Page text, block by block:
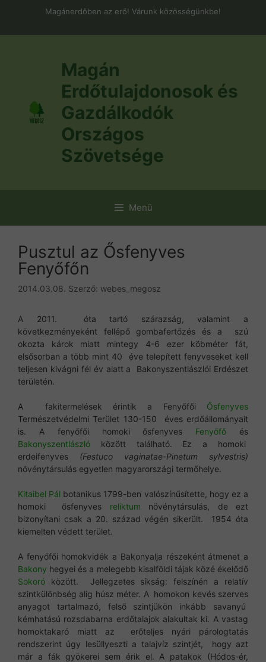
Magánerdőben az erő! Várunk közösségünkbe!
Magán
Erdőtulajdonosok és
Gazdálkodók
Országos
Szövetsége
Menü
Pusztul az Ősfenyves
Fenyőfőn
2014.03.08. Szerző: webes_megosz
A 2011. óta tartó szárazság, valamint a
következményeként fellépő gombafertőzés és a szú
okozta károk miatt mintegy 4-6 ezer köbméter fát,
elsősorban a több mint 40 éve telepített fenyveseket kell
teljesen kivágni fél év alatt a Bakonyszentlászlói Erdészet
területén.
A fakitermelések érintik a Fenyőfői Ősfenyves
Természetvédelmi Terület 130-150 éves erdőállományait
is. A fenyőfői homoki ősfenyves Fenyőfő és
Bakonyszentlászló között található. Ez a homoki
erdeifenyves (Festuco vaginatae-Pinetum sylvestris)
növénytársulás egyetlen magyarországi termőhelye.
Kitaibel Pál botanikus 1799-ben valószínűsítette, hogy ez a
homoki ősfenyves reliktum növénytársulás, de ezt
bizonyítani csak a 20. század végén sikerült. 1954 óta
kiemelten védett terület.
A fenyőfői homokvidék a Bakonyalja részeként átmenet a
Bakony hegyei és a melegebb kisalföldi tájak közé ékelődő
Sokoró között. Jellegzetes síkság: felszínén a relatív
szintkülönbség alig húsz méter. A homokon kevés szerves
anyagot tartalmazó, felső szintjükön inkább savanyú
kémhatású rozsdabarna erdőtalajok alakultak ki. A vastag
homoktakaró miatt az erőteljes nyári párologtatás
rendszerint úgy lesüllyeszti a talajvíz szintjét, hogy azt
már a fák gyökerei sem érik el. A patakok (Hódos-ér,